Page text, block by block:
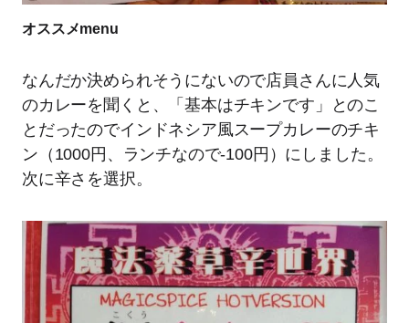
オススメmenu
なんだか決められそうにないので店員さんに人気
のカレーを聞くと、「基本はチキンです」とのこ
とだったのでインドネシア風スープカレーのチキ
ン（1000円、ランチなので-100円）にしました。
次に辛さを選択。